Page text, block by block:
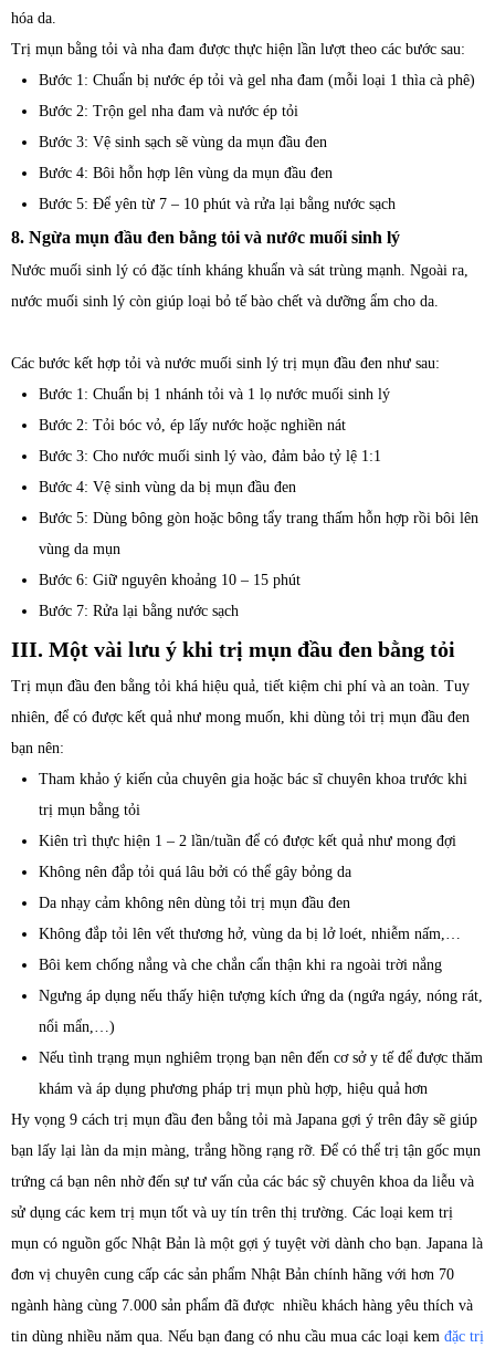
hóa da.
Trị mụn bằng tỏi và nha đam được thực hiện lần lượt theo các bước sau:
Bước 1: Chuẩn bị nước ép tỏi và gel nha đam (mỗi loại 1 thìa cà phê)
Bước 2: Trộn gel nha đam và nước ép tỏi
Bước 3: Vệ sinh sạch sẽ vùng da mụn đầu đen
Bước 4: Bôi hỗn hợp lên vùng da mụn đầu đen
Bước 5: Để yên từ 7 – 10 phút và rửa lại bằng nước sạch
8. Ngừa mụn đầu đen bằng tỏi và nước muối sinh lý
Nước muối sinh lý có đặc tính kháng khuẩn và sát trùng mạnh. Ngoài ra,
nước muối sinh lý còn giúp loại bỏ tế bào chết và dưỡng ẩm cho da.
Các bước kết hợp tỏi và nước muối sinh lý trị mụn đầu đen như sau:
Bước 1: Chuẩn bị 1 nhánh tỏi và 1 lọ nước muối sinh lý
Bước 2: Tỏi bóc vỏ, ép lấy nước hoặc nghiền nát
Bước 3: Cho nước muối sinh lý vào, đảm bảo tỷ lệ 1:1
Bước 4: Vệ sinh vùng da bị mụn đầu đen
Bước 5: Dùng bông gòn hoặc bông tẩy trang thấm hỗn hợp rồi bôi lên
vùng da mụn
Bước 6: Giữ nguyên khoảng 10 – 15 phút
Bước 7: Rửa lại bằng nước sạch
III. Một vài lưu ý khi trị mụn đầu đen bằng tỏi
Trị mụn đầu đen bằng tỏi khá hiệu quả, tiết kiệm chi phí và an toàn. Tuy
nhiên, để có được kết quả như mong muốn, khi dùng tỏi trị mụn đầu đen
bạn nên:
Tham khảo ý kiến của chuyên gia hoặc bác sĩ chuyên khoa trước khi
trị mụn bằng tỏi
Kiên trì thực hiện 1 – 2 lần/tuần để có được kết quả như mong đợi
Không nên đắp tỏi quá lâu bởi có thể gây bỏng da
Da nhạy cảm không nên dùng tỏi trị mụn đầu đen
Không đắp tỏi lên vết thương hở, vùng da bị lở loét, nhiễm nấm,…
Bôi kem chống nắng và che chắn cẩn thận khi ra ngoài trời nắng
Ngưng áp dụng nếu thấy hiện tượng kích ứng da (ngứa ngáy, nóng rát,
nổi mẩn,…)
Nếu tình trạng mụn nghiêm trọng bạn nên đến cơ sở y tế để được thăm
khám và áp dụng phương pháp trị mụn phù hợp, hiệu quả hơn
Hy vọng 9 cách trị mụn đầu đen bằng tỏi mà Japana gợi ý trên đây sẽ giúp
bạn lấy lại làn da mịn màng, trắng hồng rạng rỡ. Để có thể trị tận gốc mụn
trứng cá bạn nên nhờ đến sự tư vấn của các bác sỹ chuyên khoa da liễu và
sử dụng các kem trị mụn tốt và uy tín trên thị trường. Các loại kem trị
mụn có nguồn gốc Nhật Bản là một gợi ý tuyệt vời dành cho bạn. Japana là
đơn vị chuyên cung cấp các sản phẩm Nhật Bản chính hãng với hơn 70
ngành hàng cùng 7.000 sản phẩm đã được nhiều khách hàng yêu thích và
tin dùng nhiều năm qua. Nếu bạn đang có nhu cầu mua các loại kem đặc trị